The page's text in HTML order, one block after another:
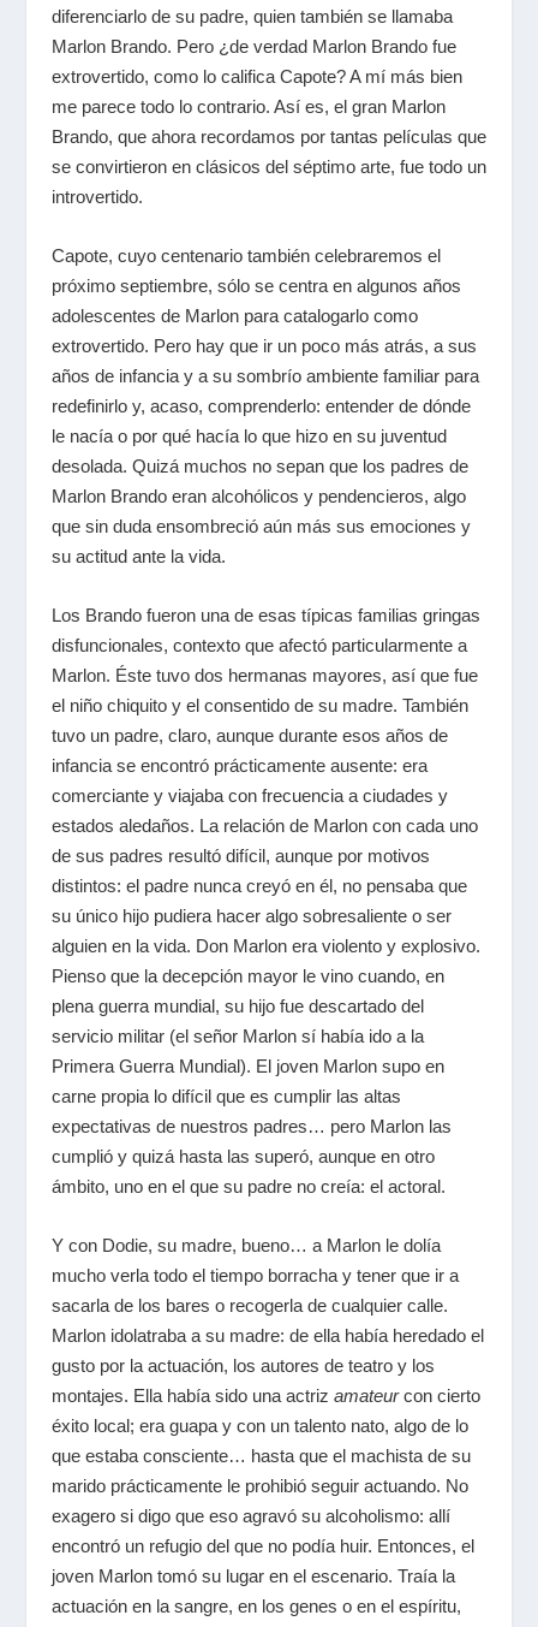
diferenciarlo de su padre, quien también se llamaba
Marlon Brando. Pero ¿de verdad Marlon Brando fue
extrovertido, como lo califica Capote? A mí más bien
me parece todo lo contrario. Así es, el gran Marlon
Brando, que ahora recordamos por tantas películas que
se convirtieron en clásicos del séptimo arte, fue todo un
introvertido.
Capote, cuyo centenario también celebraremos el
próximo septiembre, sólo se centra en algunos años
adolescentes de Marlon para catalogarlo como
extrovertido. Pero hay que ir un poco más atrás, a sus
años de infancia y a su sombrío ambiente familiar para
redefinirlo y, acaso, comprenderlo: entender de dónde
le nacía o por qué hacía lo que hizo en su juventud
desolada. Quizá muchos no sepan que los padres de
Marlon Brando eran alcohólicos y pendencieros, algo
que sin duda ensombreció aún más sus emociones y
su actitud ante la vida.
Los Brando fueron una de esas típicas familias gringas
disfuncionales, contexto que afectó particularmente a
Marlon. Éste tuvo dos hermanas mayores, así que fue
el niño chiquito y el consentido de su madre. También
tuvo un padre, claro, aunque durante esos años de
infancia se encontró prácticamente ausente: era
comerciante y viajaba con frecuencia a ciudades y
estados aledaños. La relación de Marlon con cada uno
de sus padres resultó difícil, aunque por motivos
distintos: el padre nunca creyó en él, no pensaba que
su único hijo pudiera hacer algo sobresaliente o ser
alguien en la vida. Don Marlon era violento y explosivo.
Pienso que la decepción mayor le vino cuando, en
plena guerra mundial, su hijo fue descartado del
servicio militar (el señor Marlon sí había ido a la
Primera Guerra Mundial). El joven Marlon supo en
carne propia lo difícil que es cumplir las altas
expectativas de nuestros padres… pero Marlon las
cumplió y quizá hasta las superó, aunque en otro
ámbito, uno en el que su padre no creía: el actoral.
Y con Dodie, su madre, bueno… a Marlon le dolía
mucho verla todo el tiempo borracha y tener que ir a
sacarla de los bares o recogerla de cualquier calle.
Marlon idolatraba a su madre: de ella había heredado el
gusto por la actuación, los autores de teatro y los
montajes. Ella había sido una actriz amateur con cierto
éxito local; era guapa y con un talento nato, algo de lo
que estaba consciente… hasta que el machista de su
marido prácticamente le prohibió seguir actuando. No
exagero si digo que eso agravó su alcoholismo: allí
encontró un refugio del que no podía huir. Entonces, el
joven Marlon tomó su lugar en el escenario. Traía la
actuación en la sangre, en los genes o en el espíritu,